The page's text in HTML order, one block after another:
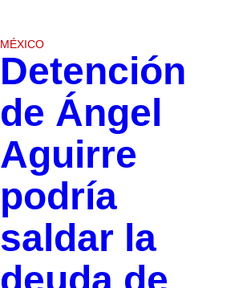
MÉXICO
Detención
de Ángel
Aguirre
podría
saldar la